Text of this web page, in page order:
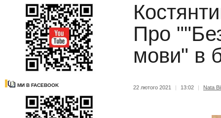
МИ В FACEBOOK
Про
мови" в
22 лютого 2021 | 13:02 | Nata